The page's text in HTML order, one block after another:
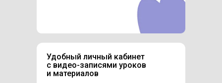
Удобный личный кабинет
с видео-записями уроков
и материалов